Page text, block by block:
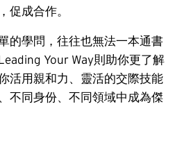
促成合作。
的學問，往往也無法一本通書
Your Way則助你更了解
活用親和力、靈活的交際技能
不同身份、不同領域中成為傑